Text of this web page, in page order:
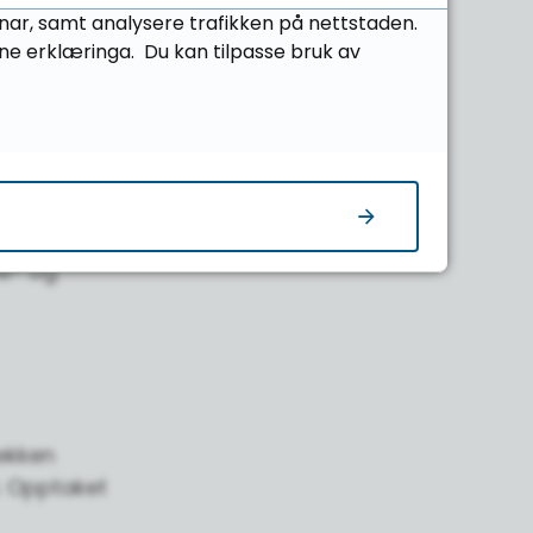
det
og
Opptaket
samt analysere trafikken på nettstaden.
erklæringa. Du kan tilpasse bruk av